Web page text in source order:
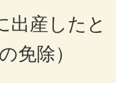
出産したと
免除）